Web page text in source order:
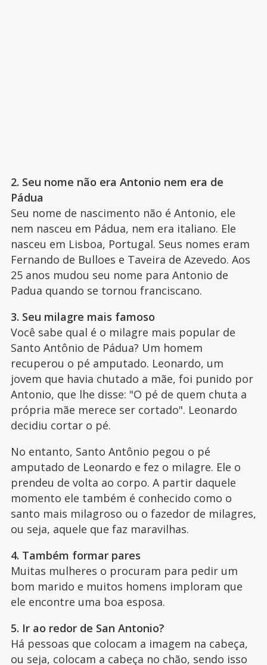
2. Seu nome não era Antonio nem era de
Pádua
Seu nome de nascimento não é Antonio, ele
nem nasceu em Pádua, nem era italiano. Ele
nasceu em Lisboa, Portugal. Seus nomes eram
Fernando de Bulloes e Taveira de Azevedo. Aos
25 anos mudou seu nome para Antonio de
Padua quando se tornou franciscano.
3. Seu milagre mais famoso
Você sabe qual é o milagre mais popular de
Santo Antônio de Pádua? Um homem
recuperou o pé amputado. Leonardo, um
jovem que havia chutado a mãe, foi punido por
Antonio, que lhe disse: "O pé de quem chuta a
própria mãe merece ser cortado". Leonardo
decidiu cortar o pé.
No entanto, Santo Antônio pegou o pé
amputado de Leonardo e fez o milagre. Ele o
prendeu de volta ao corpo. A partir daquele
momento ele também é conhecido como o
santo mais milagroso ou o fazedor de milagres,
ou seja, aquele que faz maravilhas.
4. Também formar pares
Muitas mulheres o procuram para pedir um
bom marido e muitos homens imploram que
ele encontre uma boa esposa.
5. Ir ao redor de San Antonio?
Há pessoas que colocam a imagem na cabeça,
ou seja, colocam a cabeça no chão, sendo isso